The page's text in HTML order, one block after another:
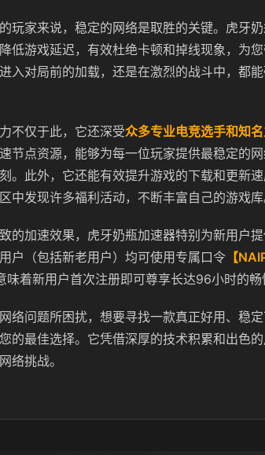
玩家来说，稳定的网络是取胜的关键。虎牙
低游戏延迟，有效杜绝卡顿和掉线现象，为
入对局前的加载，还是在激烈的战斗中，都
不仅于此，它还深受众多专业电竞选手和知
节点资源，能够为每一位玩家提供最稳定的
。此外，它还能有效提升游戏的下载和更新
中发现许多福利活动，不断丰富自己的游戏库
的加速效果，虎牙奶瓶加速器特别为新用户提
户（包括新老用户）均可使用专属口令 【
着新用户首次注册即可尊享长达96小时的畅
络问题所困扰，想要寻找一款真正好用、稳
的最佳选择。它凭借深厚的技术积累和出色
络挑战。